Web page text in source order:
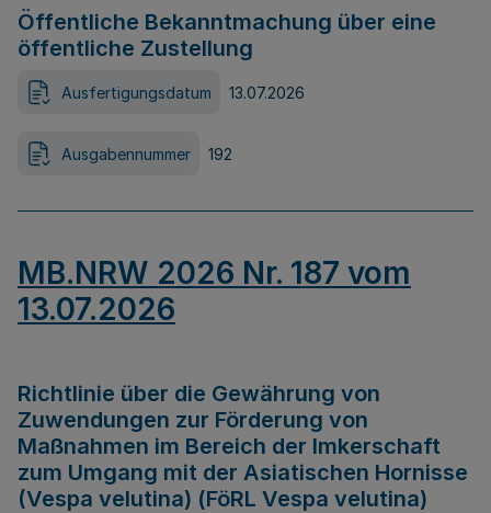
Öffentliche Bekanntmachung über eine
öffentliche Zustellung
Ausfertigungsdatum 13.07.2026
Ausgabennummer 192
MB.NRW 2026 Nr. 187 vom
13.07.2026
Richtlinie über die Gewährung von
Zuwendungen zur Förderung von
Maßnahmen im Bereich der Imkerschaft
zum Umgang mit der Asiatischen Hornisse
(Vespa velutina) (FöRL Vespa velutina)